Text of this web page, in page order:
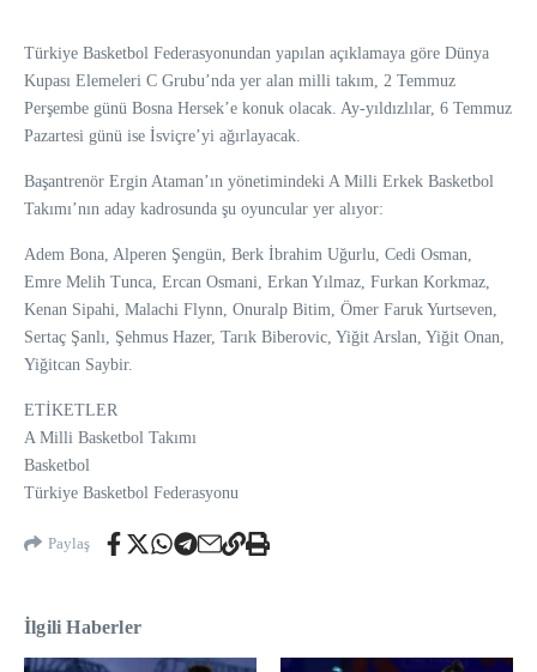
Türkiye Basketbol Federasyonundan yapılan açıklamaya göre Dünya
Kupası Elemeleri C Grubu’nda yer alan milli takım, 2 Temmuz
Perşembe günü Bosna Hersek’e konuk olacak. Ay-yıldızlılar, 6 Temmuz
Pazartesi günü ise İsviçre’yi ağırlayacak.
Başantrenör Ergin Ataman’ın yönetimindeki A Milli Erkek Basketbol
Takımı’nın aday kadrosunda şu oyuncular yer alıyor:
Adem Bona, Alperen Şengün, Berk İbrahim Uğurlu, Cedi Osman,
Emre Melih Tunca, Ercan Osmani, Erkan Yılmaz, Furkan Korkmaz,
Kenan Sipahi, Malachi Flynn, Onuralp Bitim, Ömer Faruk Yurtseven,
Sertaç Şanlı, Şehmus Hazer, Tarık Biberovic, Yiğit Arslan, Yiğit Onan,
Yiğitcan Saybir.
ETİKETLER
A Milli Basketbol Takımı
Basketbol
Türkiye Basketbol Federasyonu
Paylaş
İlgili Haberler